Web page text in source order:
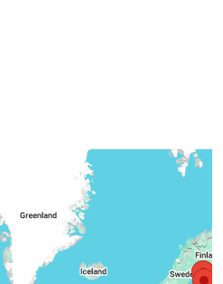
blokován Volbami